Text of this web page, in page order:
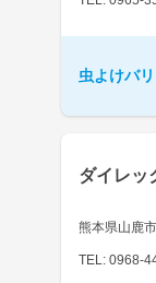
虫よけバ
ダイレッ
熊本県山鹿
TEL: 0968-